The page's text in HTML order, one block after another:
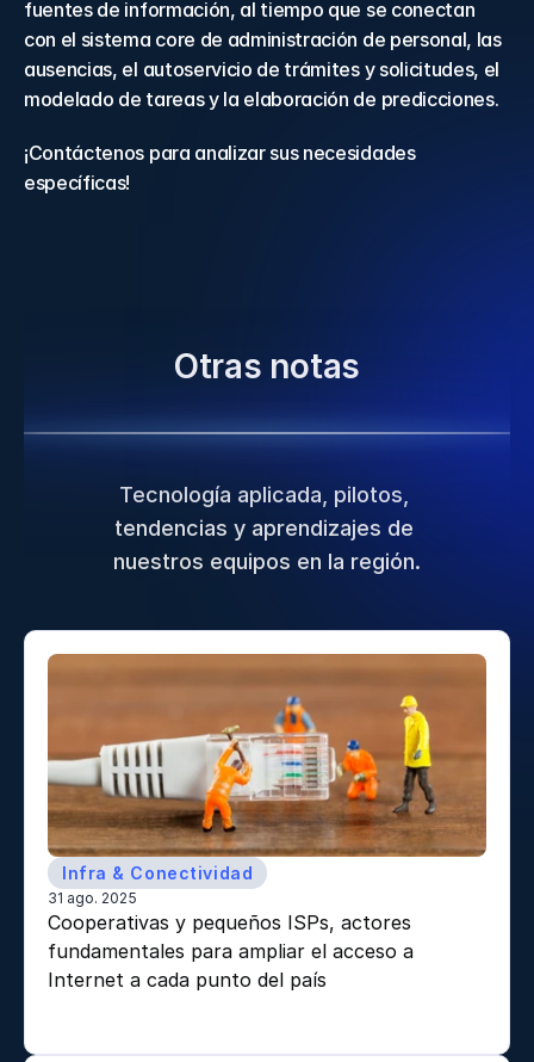
fuentes de información, al tiempo que se conectan
con el sistema core de administración de personal, las
ausencias, el autoservicio de trámites y solicitudes, el
modelado de tareas y la elaboración de predicciones.
¡Contáctenos para analizar sus necesidades
específicas!
Otras notas
Tecnología aplicada, pilotos,
tendencias y aprendizajes de
nuestros equipos en la región.
Infra & Conectividad
31 ago. 2025
Cooperativas y pequeños ISPs, actores
fundamentales para ampliar el acceso a
Internet a cada punto del país